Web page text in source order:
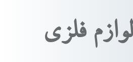
لوازم فلزی